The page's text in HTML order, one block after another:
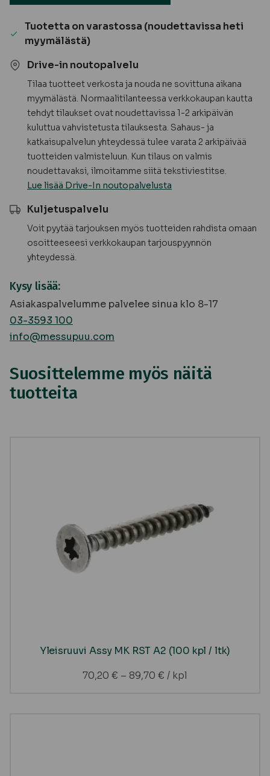
kpl
ltk)
määrä
Tuotetta on varastossa (noudettavissa heti
myymälästä)
Drive-in noutopalvelu
Tilaa tuotteet verkosta ja nouda ne sovittuna aikana
myymälästä. Normaalitilanteessa verkkokaupan kautta
tehdyt tilaukset ovat noudettavissa 1-2 arkipäivän
kuluttua vahvistetusta tilauksesta. Sahaus- ja
katkaisupalvelun yhteydessä tulee varata 2 arkipäivää
tuotteiden valmisteluun. Kun tilaus on valmis
noudettavaksi, ilmoitamme siitä tekstiviestitse.
Lue lisää Drive-In noutopalvelusta
Kuljetuspalvelu
Voit pyytää tarjouksen myös tuotteiden rahdista omaan
osoitteeseesi verkkokaupan tarjouspyynnön
yhteydessä.
Kysy lisää:
Asiakaspalvelumme palvelee sinua klo 8-17
03-3593 100
info@messupuu.com
Suosittelemme myös näitä
tuotteita
Yleisruuvi Assy MK RST A2 (100 kpl / ltk)
70,20 € – 89,70 € / kpl